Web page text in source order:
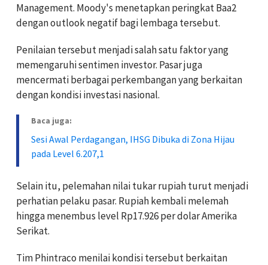
Management. Moody's menetapkan peringkat Baa2
dengan outlook negatif bagi lembaga tersebut.
Penilaian tersebut menjadi salah satu faktor yang
memengaruhi sentimen investor. Pasar juga
mencermati berbagai perkembangan yang berkaitan
dengan kondisi investasi nasional.
Baca juga:
Sesi Awal Perdagangan, IHSG Dibuka di Zona Hijau
pada Level 6.207,1
Selain itu, pelemahan nilai tukar rupiah turut menjadi
perhatian pelaku pasar. Rupiah kembali melemah
hingga menembus level Rp17.926 per dolar Amerika
Serikat.
Tim Phintraco menilai kondisi tersebut berkaitan